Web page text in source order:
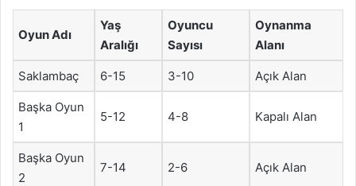
Oyun Adı
Yaş
Aralığı
Oyuncu
Sayısı
Oynanma
Alanı
Saklambaç 6-15 3-10 Açık Alan
Başka Oyun
1
5-12 4-8 Kapalı Alan
Başka Oyun
2
7-14 2-6 Açık Alan